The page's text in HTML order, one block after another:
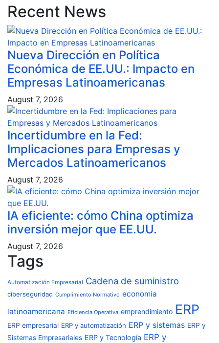
Recent News
Nueva Dirección en Política
Económica de EE.UU.: Impacto en
Empresas Latinoamericanas
August 7, 2026
Incertidumbre en la Fed:
Implicaciones para Empresas y
Mercados Latinoamericanos
August 7, 2026
IA eficiente: cómo China optimiza
inversión mejor que EE.UU.
August 7, 2026
Tags
Automatización Empresarial Cadena de suministro
ciberseguridad Cumplimiento Normativo economía
latinoamericana Eficiencia Operativa emprendimiento ERP
ERP empresarial ERP y automatización ERP y sistemas ERP y
Sistemas Empresariales ERP y Tecnología ERP y